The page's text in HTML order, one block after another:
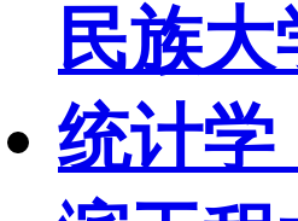
民族大
统计学